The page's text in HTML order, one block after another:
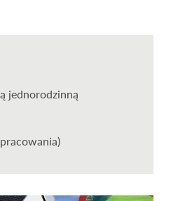
jednorodzinną